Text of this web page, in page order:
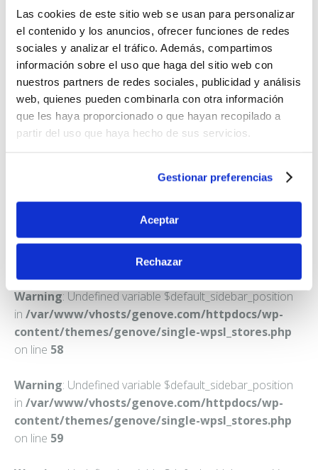
Las cookies de este sitio web se usan para personalizar
el contenido y los anuncios, ofrecer funciones de redes
sociales y analizar el tráfico. Además, compartimos
información sobre el uso que haga del sitio web con
nuestros partners de redes sociales, publicidad y análisis
web, quienes pueden combinarla con otra información
que les haya proporcionado o que hayan recopilado a
partir del uso que haya hecho de sus servicios.
Gestionar preferencias
Aceptar
Rechazar
FARMACIA BETANCORT ARTILES, MIGUEL
AV. AMURGA, 7
Warning: Undefined variable $default_sidebar_position
in /var/www/vhosts/genove.com/httpdocs/wp-
content/themes/genove/single-wpsl_stores.php
on line 58
Warning: Undefined variable $default_sidebar_position
in /var/www/vhosts/genove.com/httpdocs/wp-
content/themes/genove/single-wpsl_stores.php
on line 59